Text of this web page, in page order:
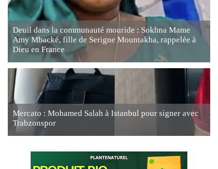
Deuil dans la communauté mouride : Sokhna Mame
Amy Mbacké, fille de Serigne Mountakha, rappelée à
Dieu en France
Mercato : Mohamed Salah à Istanbul pour signer avec
Trabzonspor